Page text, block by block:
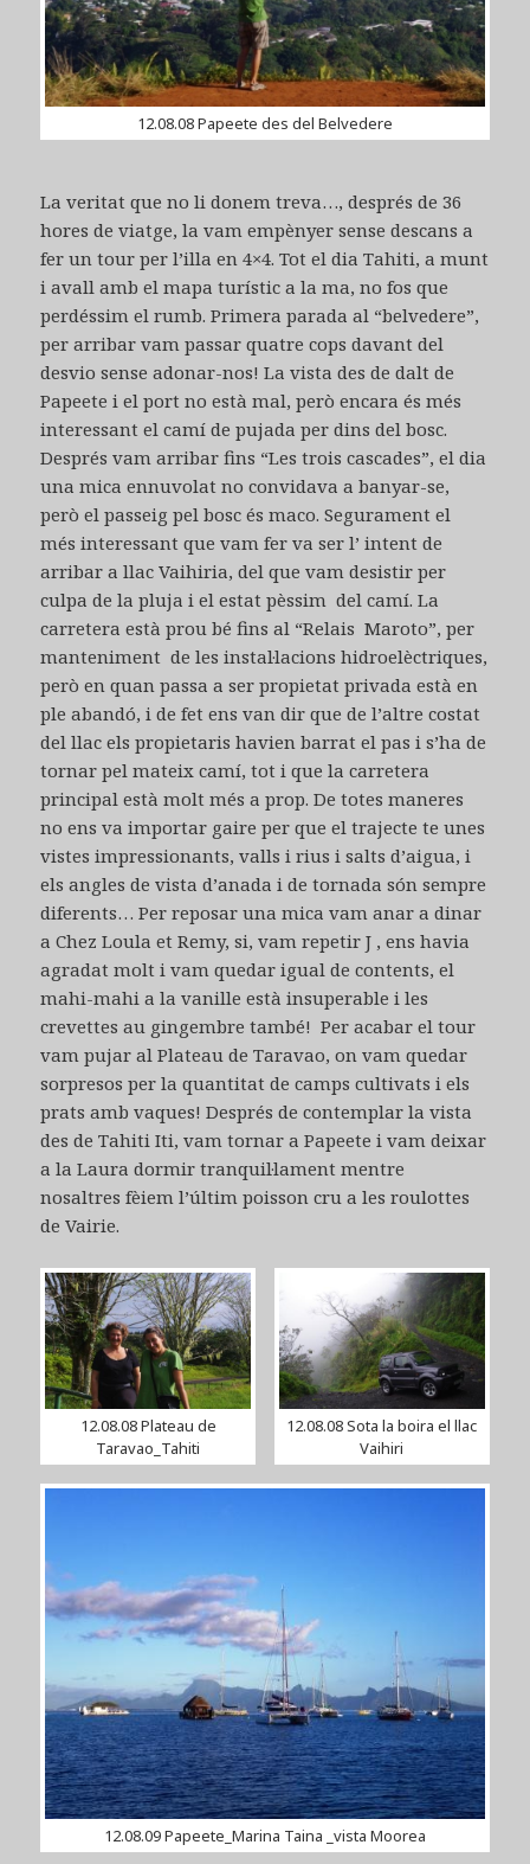
12.08.08 Papeete des del Belvedere
La veritat que no li donem treva…, després de 36
hores de viatge, la vam empènyer sense descans a
fer un tour per l’illa en 4×4. Tot el dia Tahiti, a munt
i avall amb el mapa turístic a la ma, no fos que
perdéssim el rumb. Primera parada al “belvedere”,
per arribar vam passar quatre cops davant del
desvio sense adonar-nos! La vista des de dalt de
Papeete i el port no està mal, però encara és més
interessant el camí de pujada per dins del bosc.
Després vam arribar fins “Les trois cascades”, el dia
una mica ennuvolat no convidava a banyar-se,
però el passeig pel bosc és maco. Segurament el
més interessant que vam fer va ser l’ intent de
arribar a llac Vaihiria, del que vam desistir per
culpa de la pluja i el estat pèssim del camí. La
carretera està prou bé fins al “Relais Maroto”, per
manteniment de les instal·lacions hidroelèctriques,
però en quan passa a ser propietat privada està en
ple abandó, i de fet ens van dir que de l’altre costat
del llac els propietaris havien barrat el pas i s’ha de
tornar pel mateix camí, tot i que la carretera
principal està molt més a prop. De totes maneres
no ens va importar gaire per que el trajecte te unes
vistes impressionants, valls i rius i salts d’aigua, i
els angles de vista d’anada i de tornada són sempre
diferents… Per reposar una mica vam anar a dinar
a Chez Loula et Remy, si, vam repetir J , ens havia
agradat molt i vam quedar igual de contents, el
mahi-mahi a la vanille està insuperable i les
crevettes au gingembre també! Per acabar el tour
vam pujar al Plateau de Taravao, on vam quedar
sorpresos per la quantitat de camps cultivats i els
prats amb vaques! Després de contemplar la vista
des de Tahiti Iti, vam tornar a Papeete i vam deixar
a la Laura dormir tranquil·lament mentre
nosaltres fèiem l’últim poisson cru a les roulottes
de Vairie.
12.08.08 Plateau de
Taravao_Tahiti
12.08.08 Sota la boira el llac
Vaihiri
12.08.09 Papeete_Marina Taina _vista Moorea